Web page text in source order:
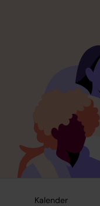
Kalender